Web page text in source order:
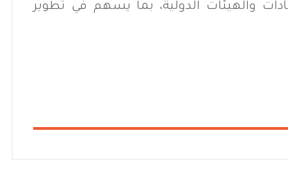
والهيئات الدولية، بما يسهم في تطوير